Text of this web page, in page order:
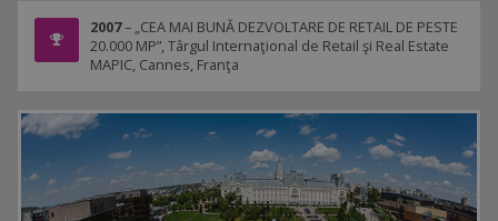
2007– „CEA MAI BUNĂ DEZVOLTARE DE RETAIL DE PESTE
20.000 MP”, Târgul Internaţional de Retail şi Real Estate
MAPIC, Cannes, Franţa